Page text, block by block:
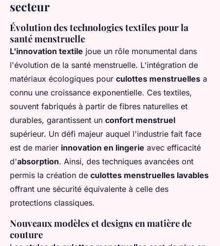
secteur
Évolution des technologies textiles pour la
santé menstruelle
L'innovation textile joue un rôle monumental dans
l'évolution de la santé menstruelle. L'intégration de
matériaux écologiques pour culottes menstruelles a
connu une croissance exponentielle. Ces textiles,
souvent fabriqués à partir de fibres naturelles et
durables, garantissent un confort menstruel
supérieur. Un défi majeur auquel l'industrie fait face
est de marier innovation en lingerie avec efficacité
d'absorption. Ainsi, des techniques avancées ont
permis la création de culottes menstruelles lavables
offrant une sécurité équivalente à celle des
protections classiques.
Nouveaux modèles et designs en matière de
couture